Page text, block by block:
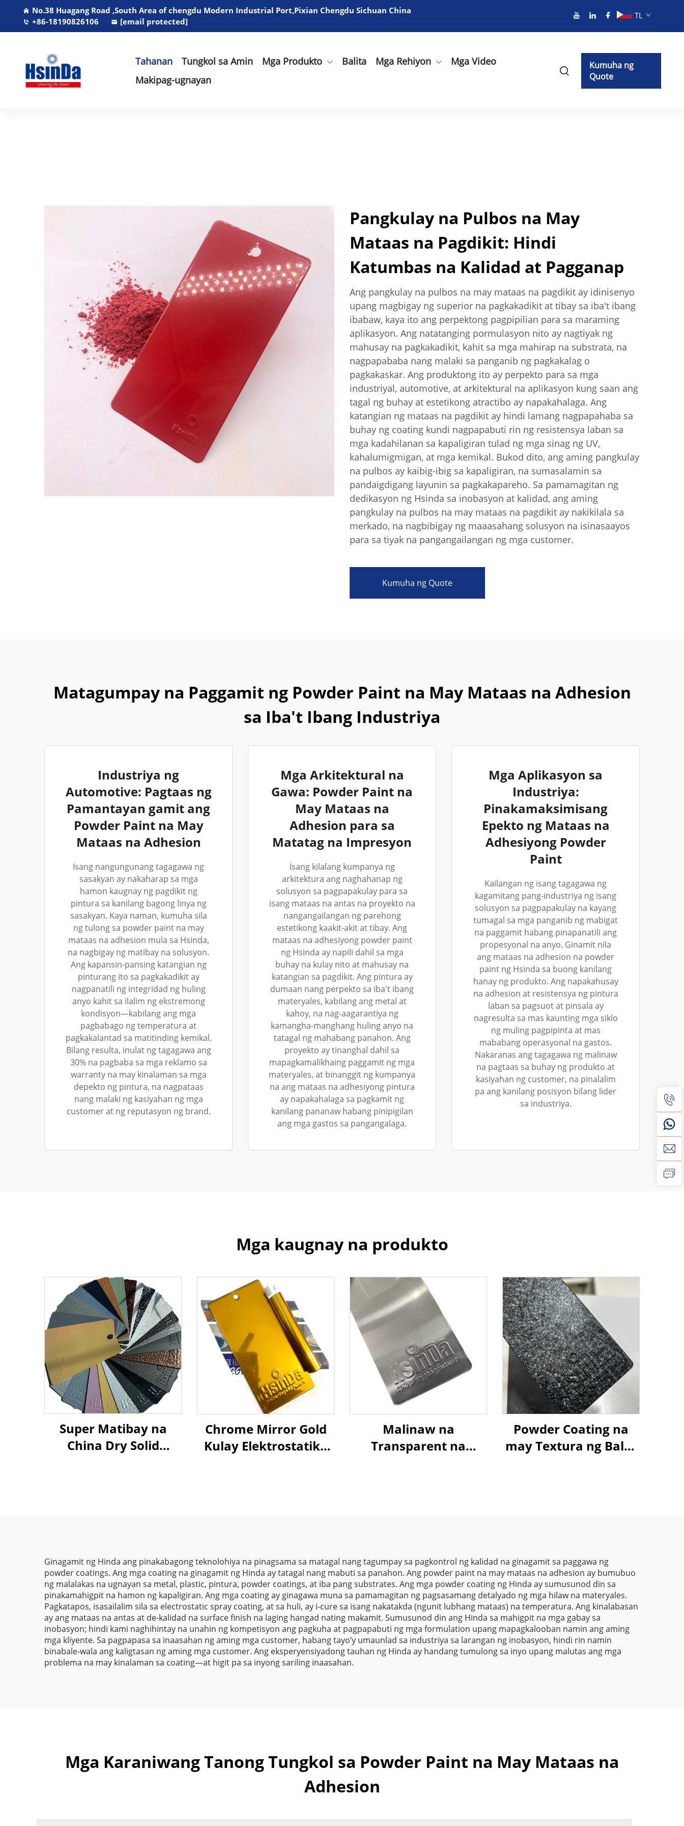
No.38 Huagang Road ,South Area of chengdu Modern Industrial Port,Pixian Chengdu Sichuan China
+86-18190826106
[email protected]
TL
Tahanan Tungkol sa Amin Mga Produkto Balita Mga Rehiyon
Mga Video
Makipag-ugnayan
Kumuha ng
Quote
Pangkulay na Pulbos na May
Mataas na Pagdikit: Hindi
Katumbas na Kalidad at Pagganap
Ang pangkulay na pulbos na may mataas na pagdikit ay idinisenyo
upang magbigay ng superior na pagkakadikit at tibay sa iba't ibang
ibabaw, kaya ito ang perpektong pagpipilian para sa maraming
aplikasyon. Ang natatanging pormulasyon nito ay nagtiyak ng
mahusay na pagkakadikit, kahit sa mga mahirap na substrata, na
nagpapababa nang malaki sa panganib ng pagkakalag o
pagkakaskar. Ang produktong ito ay perpekto para sa mga
industriyal, automotive, at arkitektural na aplikasyon kung saan ang
tagal ng buhay at estetikong atractibo ay napakahalaga. Ang
katangian ng mataas na pagdikit ay hindi lamang nagpapahaba sa
buhay ng coating kundi nagpapabuti rin ng resistensya laban sa
mga kadahilanan sa kapaligiran tulad ng mga sinag ng UV,
kahalumigmigan, at mga kemikal. Bukod dito, ang aming pangkulay
na pulbos ay kaibig-ibig sa kapaligiran, na sumasalamin sa
pandaigdigang layunin sa pagkakapareho. Sa pamamagitan ng
dedikasyon ng Hsinda sa inobasyon at kalidad, ang aming
pangkulay na pulbos na may mataas na pagdikit ay nakikilala sa
merkado, na nagbibigay ng maaasahang solusyon na isinasaayos
para sa tiyak na pangangailangan ng mga customer.
Kumuha ng Quote
Matagumpay na Paggamit ng Powder Paint na May Mataas na Adhesion
sa Iba't Ibang Industriya
Industriya ng
Automotive: Pagtaas ng
Pamantayan gamit ang
Powder Paint na May
Mataas na Adhesion
Isang nangungunang tagagawa ng
sasakyan ay nakaharap sa mga
hamon kaugnay ng pagdikit ng
pintura sa kanilang bagong linya ng
sasakyan. Kaya naman, kumuha sila
ng tulong sa powder paint na may
mataas na adhesion mula sa Hsinda,
na nagbigay ng matibay na solusyon.
Ang kapansin-pansing katangian ng
pinturang ito sa pagkakadikit ay
nagpanatili ng integridad ng huling
anyo kahit sa ilalim ng ekstremong
kondisyon—kabilang ang mga
pagbabago ng temperatura at
pagkakalantad sa matitinding kemikal.
Bilang resulta, inulat ng tagagawa ang
30% na pagbaba sa mga reklamo sa
warranty na may kinalaman sa mga
depekto ng pintura, na nagpataas
nang malaki ng kasiyahan ng mga
customer at ng reputasyon ng brand.
Mga Arkitektural na
Gawa: Powder Paint na
May Mataas na
Adhesion para sa
Matatag na Impresyon
Isang kilalang kumpanya ng
arkitektura ang naghahanap ng
solusyon sa pagpapakulay para sa
isang mataas na antas na proyekto na
nangangailangan ng parehong
estetikong kaakit-akit at tibay. Ang
mataas na adhesiyong powder paint
ng Hsinda ay napili dahil sa mga
buhay na kulay nito at mahusay na
katangian sa pagdikit. Ang pintura ay
dumaan nang perpekto sa iba't ibang
materyales, kabilang ang metal at
kahoy, na nag-aagarantiya ng
kamangha-manghang huling anyo na
tatagal ng mahabang panahon. Ang
proyekto ay tinanghal dahil sa
mapagkamalikhaing paggamit ng mga
materyales, at binanggit ng kumpanya
na ang mataas na adhesiyong pintura
ay napakahalaga sa pagkamit ng
kanilang pananaw habang pinipigilan
ang mga gastos sa pangangalaga.
Mga Aplikasyon sa
Industriya:
Pinakamaksimisang
Epekto ng Mataas na
Adhesiyong Powder
Paint
Kailangan ng isang tagagawa ng
kagamitang pang-industriya ng isang
solusyon sa pagpapakulay na kayang
tumagal sa mga panganib ng mabigat
na paggamit habang pinapanatili ang
propesyonal na anyo. Ginamit nila
ang mataas na adhesion na powder
paint ng Hsinda sa buong kanilang
hanay ng produkto. Ang napakahusay
na adhesion at resistensya ng pintura
laban sa pagsuot at pinsala ay
nagresulta sa mas kaunting mga siklo
ng muling pagpipinta at mas
mababang operasyonal na gastos.
Nakaranas ang tagagawa ng malinaw
na pagtaas sa buhay ng produkto at
kasiyahan ng customer, na pinalalim
pa ang kanilang posisyon bilang lider
sa industriya.
Mga kaugnay na produkto
Super Matibay na
China Dry Solid
Chrome Mirror Gold
Kulay Elektrostatiko
Malinaw na
Transparent na
Powder Coating na
may Textura ng Balat
Ginagamit ng Hinda ang pinakabagong teknolohiya na pinagsama sa matagal nang tagumpay sa pagkontrol ng kalidad na ginagamit sa paggawa ng
powder coatings. Ang mga coating na ginagamit ng Hinda ay tatagal nang mabuti sa panahon. Ang powder paint na may mataas na adhesion ay bumubuo
ng malalakas na ugnayan sa metal, plastic, pintura, powder coatings, at iba pang substrates. Ang mga powder coating ng Hinda ay sumusunod din sa
pinakamahigpit na hamon ng kapaligiran. Ang mga coating ay ginagawa muna sa pamamagitan ng pagsasamang detalyado ng mga hilaw na materyales.
Pagkatapos, isasailalim sila sa electrostatic spray coating, at sa huli, ay i-cure sa isang nakatakda (ngunit lubhang mataas) na temperatura. Ang kinalabasan
ay ang mataas na antas at de-kalidad na surface finish na laging hangad nating makamit. Sumusunod din ang Hinda sa mahigpit na mga gabay sa
inobasyon; hindi kami naghihintay na unahin ng kompetisyon ang pagkuha at pagpapabuti ng mga formulation upang mapagkalooban namin ang aming
mga kliyente. Sa pagpapasa sa inaasahan ng aming mga customer, habang tayo’y umaunlad sa industriya sa larangan ng inobasyon, hindi rin namin
binabale-wala ang kaligtasan ng aming mga customer. Ang eksperyensiyadong tauhan ng Hinda ay handang tumulong sa inyo upang malutas ang mga
problema na may kinalaman sa coating—at higit pa sa inyong sariling inaasahan.
Mga Karaniwang Tanong Tungkol sa Powder Paint na May Mataas na
Adhesion